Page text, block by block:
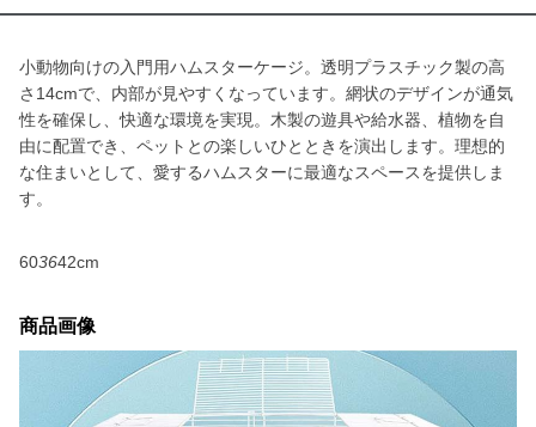
小動物向けの入門用ハムスターケージ。透明プラスチック製の高
さ14cmで、内部が見やすくなっています。網状のデザインが通気
性を確保し、快適な環境を実現。木製の遊具や給水器、植物を自
由に配置でき、ペットとの楽しいひとときを演出します。理想的
な住まいとして、愛するハムスターに最適なスペースを提供しま
す。
603642cm
商品画像